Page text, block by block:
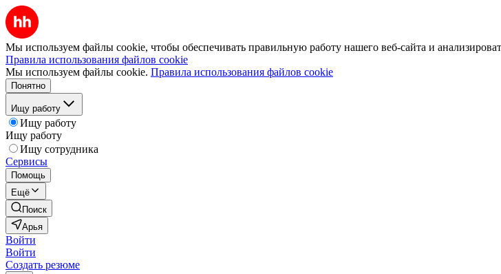
Мы используем файлы cookie, чтобы обеспечивать правильную работу нашего веб-сайта и
Правила использования файлов cookie
Мы используем файлы cookie. Правила использования файлов cookie
Понятно
Ищу работу
Ищу работу
Ищу работу
Ищу сотрудника
Сервисы
Помощь
Ещё
Поиск
Арья
Войти
Войти
Создать резюме